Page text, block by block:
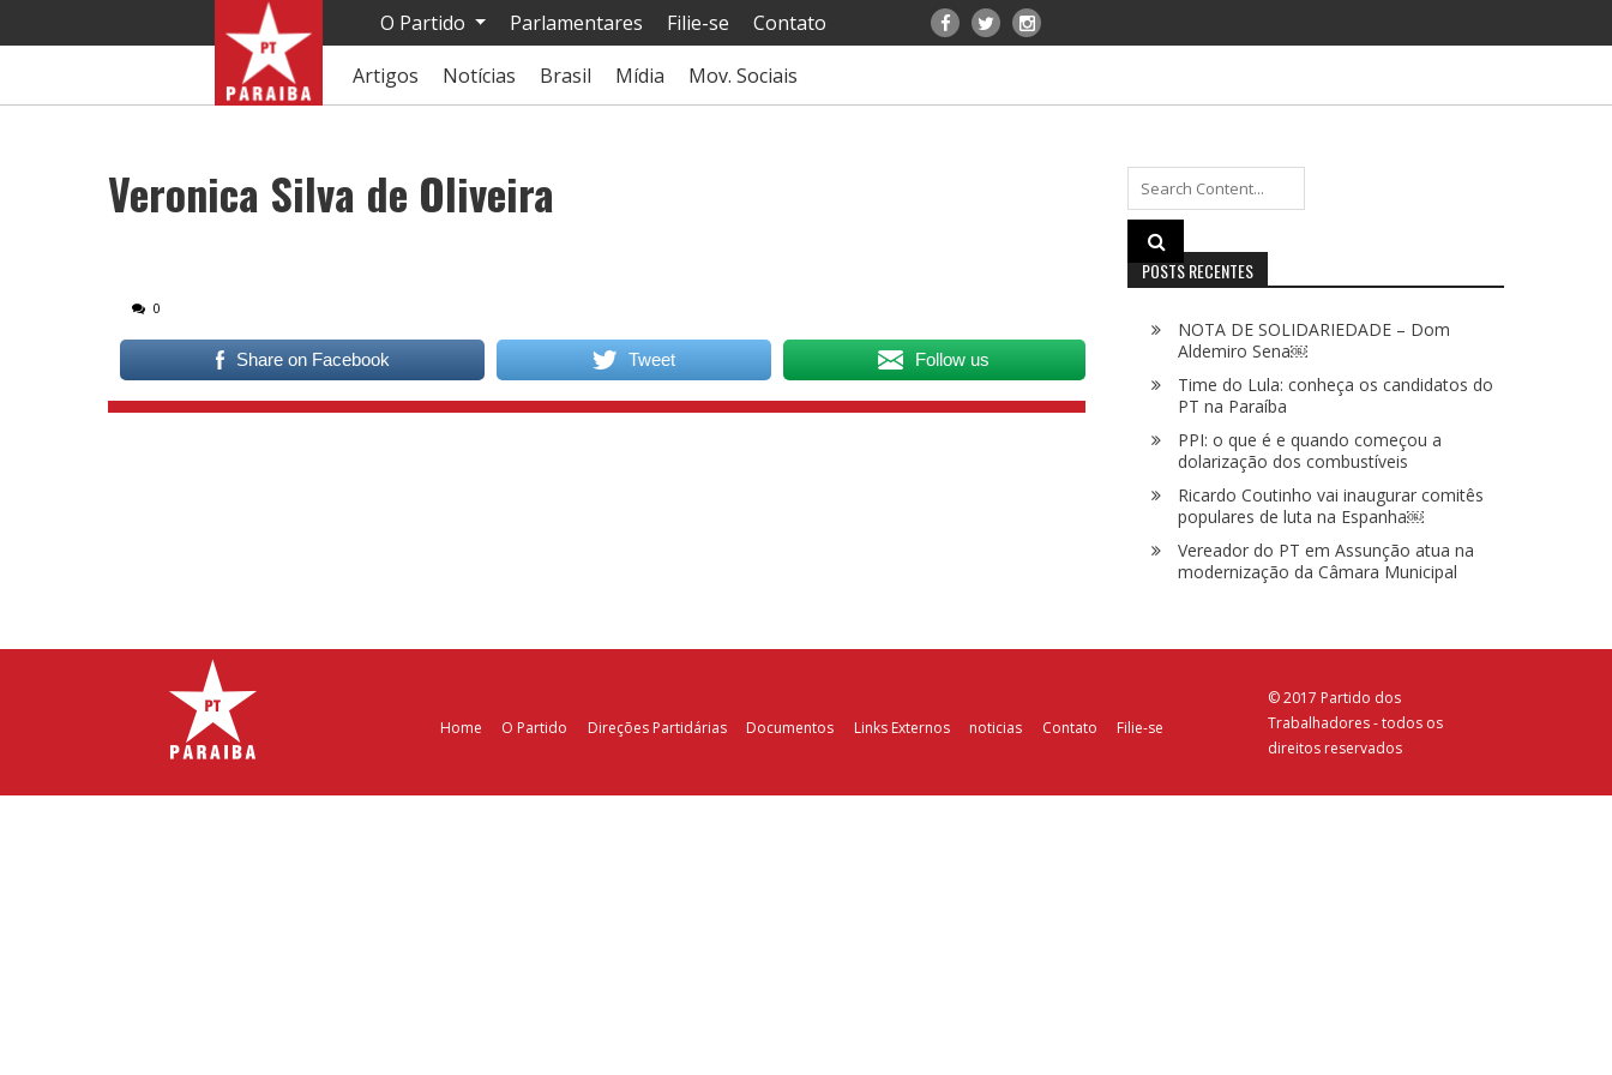
O Partido Parlamentares Filie-se
Contato
Artigos
Notícias Brasil Mídia Mov. Sociais
Veronica Silva de Oliveira
0
Share on Facebook Tweet Follow us
Search
for:
POSTS RECENTES
NOTA DE SOLIDARIEDADE – Dom
Aldemiro Sena￼
Time do Lula: conheça os candidatos do
PT na Paraíba
PPI: o que é e quando começou a
dolarização dos combustíveis
Ricardo Coutinho vai inaugurar comitês
populares de luta na Espanha￼
Vereador do PT em Assunção atua na
modernização da Câmara Municipal
Home O Partido Direções Partidárias Documentos Links Externos noticias Contato Filie-se
© 2017 Partido dos
Trabalhadores - todos os
direitos reservados